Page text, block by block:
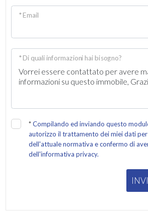
* Email
* Di quali informazioni hai bisogno?
*Compilando ed inviando questo
autorizzo il trattamento dei miei dati
dell'attuale normativa e confermo di
dell'informativa privacy.
Ascensore
Arredato
Nuova costruzione